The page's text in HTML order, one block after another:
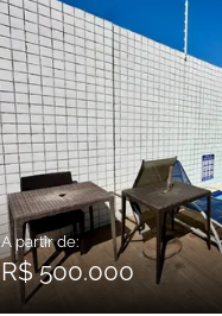
A partir de:
R$ 500.000